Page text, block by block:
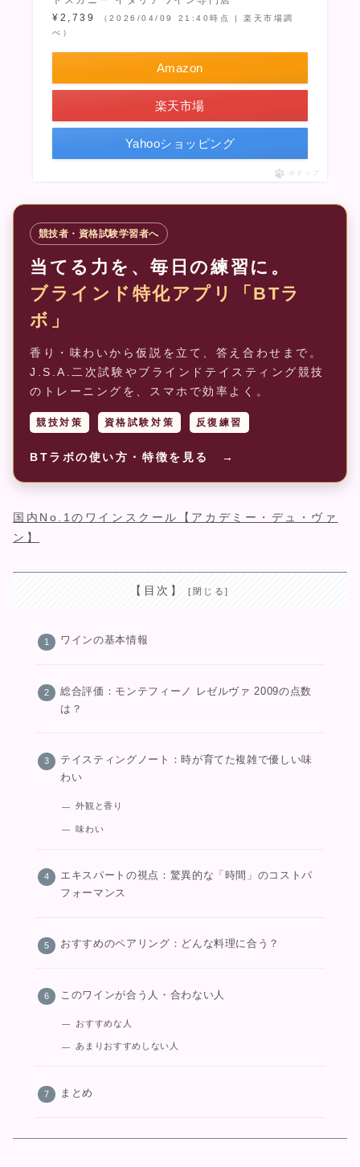
¥2,739
（2026/04/09 21:40時点 | 楽天市場調
べ）
Amazon
楽天市場
Yahooショッピング
ポチップ
競技者・資格試験学習者へ
当てる力を、毎日の練習に。
ブラインド特化アプリ「BTラ
ボ」
香り・味わいから仮説を立て、答え合わせまで。
J.S.A.二次試験やブラインドテイスティング競技
のトレーニングを、スマホで効率よく。
競技対策 資格試験対策 反復練習
BTラボの使い方・特徴を見る →
国内No.1のワインスクール【アカデミー・デュ・ヴァ
ン】
【目次】
ワインの基本情報
総合評価：モンテフィーノ レゼルヴァ 2009の点数
は？
テイスティングノート：時が育てた複雑で優しい味
わい
外観と香り
味わい
エキスパートの視点：驚異的な「時間」のコストパ
フォーマンス
おすすめのペアリング：どんな料理に合う？
このワインが合う人・合わない人
おすすめな人
あまりおすすめしない人
まとめ